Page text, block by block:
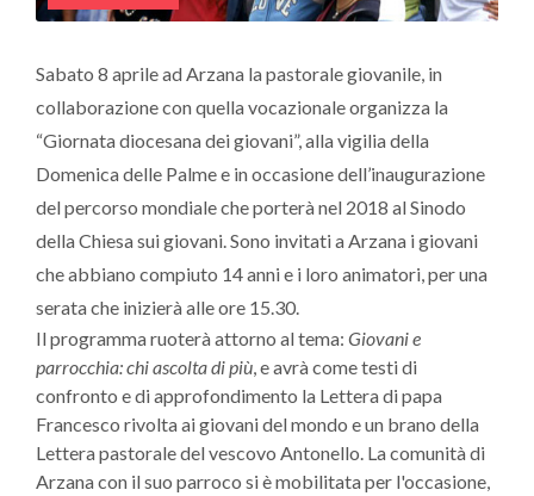
Sabato 8 aprile ad Arzana la pastorale giovanile, in
collaborazione con quella vocazionale organizza la
“Giornata diocesana dei giovani”, alla vigilia della
Domenica delle Palme e in occasione dell’inaugurazione
del percorso mondiale che porterà nel 2018 al Sinodo
della Chiesa sui giovani. Sono invitati a Arzana i giovani
che abbiano compiuto 14 anni e i loro animatori, per una
serata che inizierà alle ore 15.30.
Il programma ruoterà attorno al tema: Giovani e
parrocchia: chi ascolta di più, e avrà come testi di
confronto e di approfondimento la Lettera di papa
Francesco rivolta ai giovani del mondo e un brano della
Lettera pastorale del vescovo Antonello. La comunità di
Arzana con il suo parroco si è mobilitata per l'occasione,